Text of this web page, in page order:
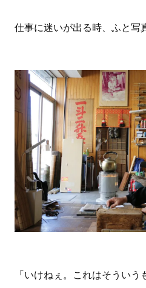
仕事に迷いが出る時、ふと写
「いけねぇ。これはそういう